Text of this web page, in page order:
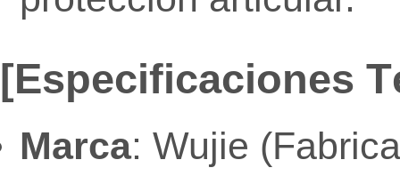
[Especificaciones
Marca: Wujie